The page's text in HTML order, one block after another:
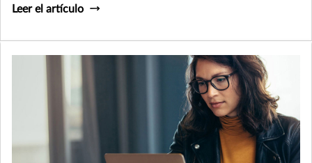
Leer el artículo